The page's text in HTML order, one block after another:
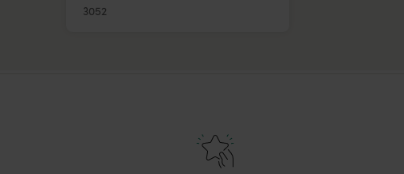
3052